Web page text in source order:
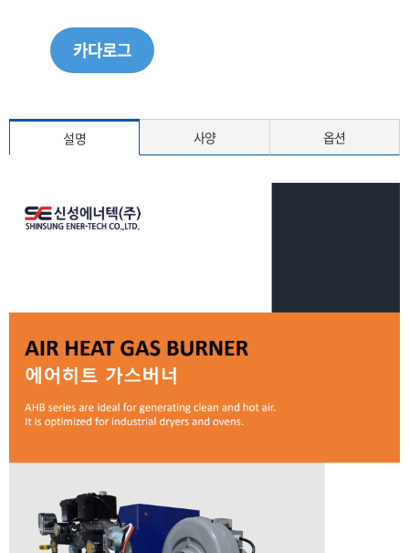
카다로그
설명 사양 옵션